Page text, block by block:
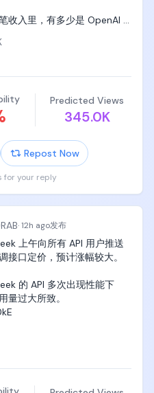
后的，往往不是观点有多聪
卖出？
资最大的优势，不是比华尔
。
后，还能活到兑现那一天的
收入里，有多少是 OpenAI
t.co/7cjUvMkaGQ
Predicted Views
345.0K
Repost Now
for your reply
·12h ago发布
上午向所有 API 用户推送
接口定价，预计涨幅较大。
的 API 多次出现性能下
量过大所致。